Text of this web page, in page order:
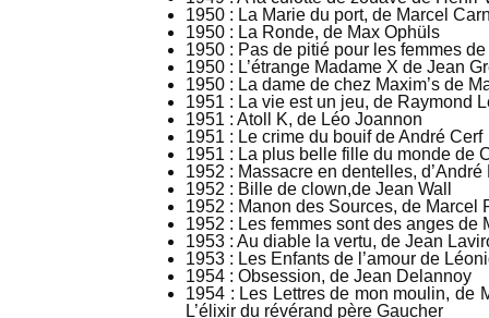
1950 : La Marie du port, de Marcel
1950 : La Ronde, de Max Ophüls
1950 : Pas de pitié pour les femmes
1950 : L’étrange Madame X de Jean
1950 : La dame de chez Maxim’s de
1951 : La vie est un jeu, de Raymond
1951 : Atoll K, de Léo Joannon
1951 : Le crime du bouif de André Cerf
1951 : La plus belle fille du monde de
1952 : Massacre en dentelles,
1952 : Bille de clown,de Jean Wall
1952 : Manon des Sources, de Marcel
1952 : Les femmes sont des anges de
1953 : Au diable la vertu, de Jean
1953 : Les Enfants de l’amour de
1954 : Obsession, de Jean Delannoy
1954 : Les Lettres de mon moulin, de
L’élixir du révérand père Gaucher